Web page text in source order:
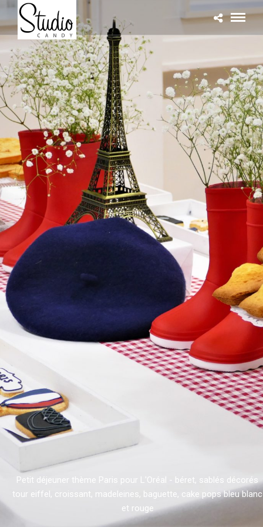
Petit déjeuner thème Paris pour L'Oréal - béret, sablés décorés
tour eiffel, croissant, madeleines, baguette, cake pops bleu blanc
et rouge